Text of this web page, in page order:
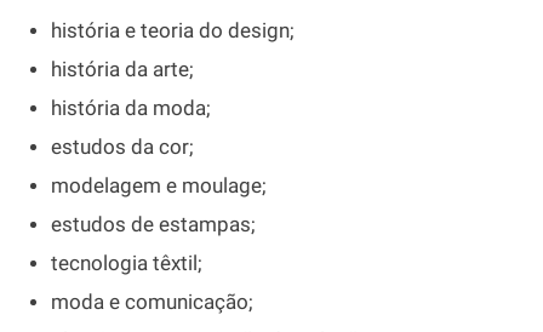
história e teoria do design;
história da arte;
história da moda;
estudos da cor;
modelagem e moulage;
estudos de estampas;
tecnologia têxtil;
moda e comunicação;